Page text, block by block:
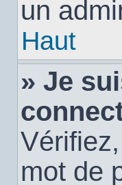
un
Haut
» Je
mot de